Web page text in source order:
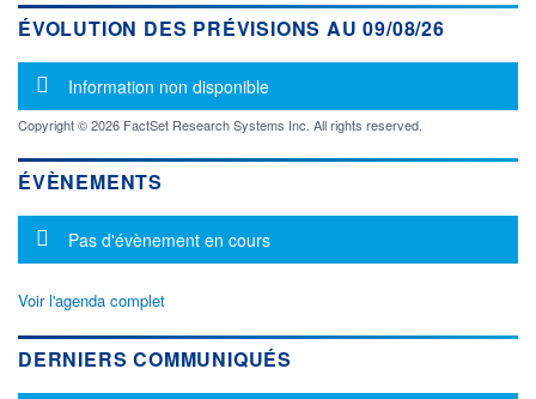
ÉVOLUTION DES PRÉVISIONS AU 09/08/26
Message d'information
Information non disponible
Copyright © 2026 FactSet Research Systems Inc. All rights reserved.
ÉVÈNEMENTS
Message d'information
Pas d'évènement en cours
Voir l'agenda complet
DERNIERS COMMUNIQUÉS